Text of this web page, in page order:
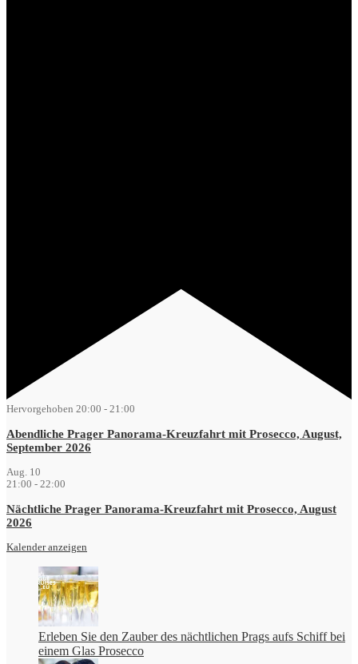
Hervorgehoben 20:00 - 21:00
Abendliche Prager Panorama-Kreuzfahrt mit Prosecco, August,
September 2026
Aug. 10
21:00 - 22:00
Nächtliche Prager Panorama-Kreuzfahrt mit Prosecco, August
2026
Kalender anzeigen
Erleben Sie den Zauber des nächtlichen Prags aufs Schiff bei
einem Glas Prosecco